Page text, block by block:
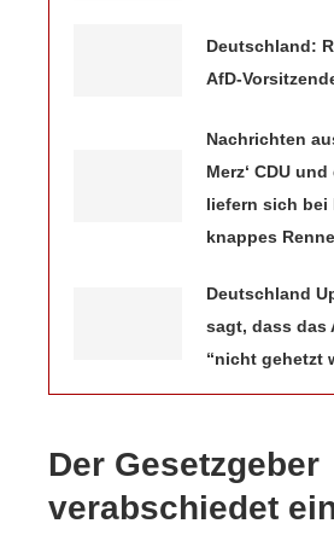
Deutschland:
AfD-
Nachrichten
Merz‘ CDU
liefern sich bei
knappes
Deutschland
sagt, dass das
“nicht gehetzt
Der Gesetzgeber
verabschiedet